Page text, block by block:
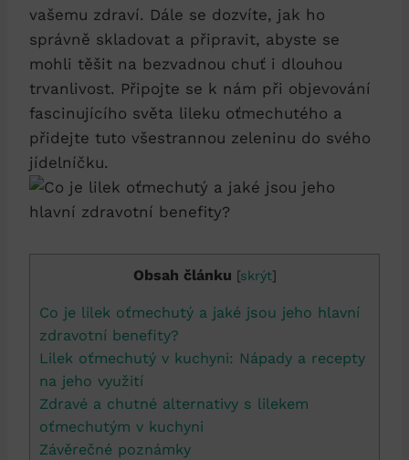
vašemu zdraví. Dále se dozvíte, jak ho
správně skladovat a připravit, abyste se
mohli těšit na bezvadnou chuť i dlouhou
trvanlivost. Připojte se k nám při objevování
fascinujícího světa lileku oťmechutého a
přidejte tuto všestrannou zeleninu do svého
jídelníčku.
Obsah článku [skrýt]
Co je lilek oťmechutý a jaké jsou jeho hlavní
zdravotní benefity?
Lilek oťmechutý v kuchyni: Nápady a recepty
na jeho využití
Zdravé a chutné alternativy s lilekem
oťmechutým v kuchyni
Závěrečné poznámky